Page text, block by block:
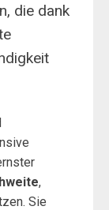
die dank
,
Sie